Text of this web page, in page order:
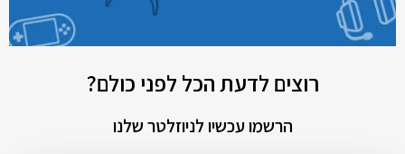
רוצים לדעת הכל לפני כולם?
הרשמו עכשיו לניוזלטר שלנו